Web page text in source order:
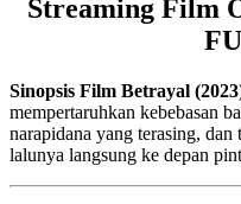
Streaming Film
Sinopsis Film Betrayal
mempertaruhkan kebebasan
narapidana yang terasing, dan
lalunya langsung ke depan